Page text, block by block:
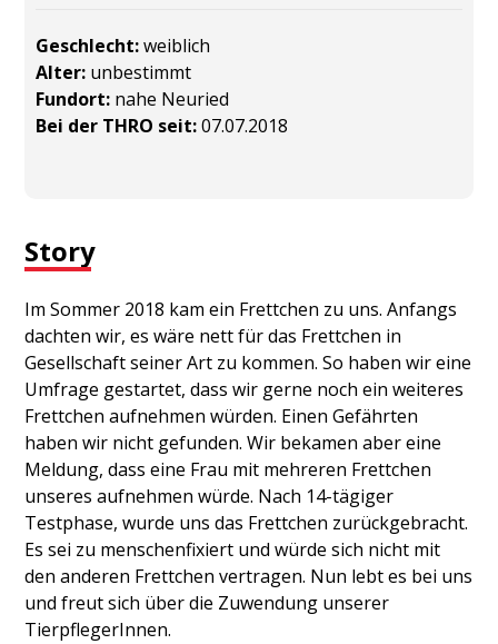
Geschlecht:weiblich
Alter: unbestimmt
Fundort: nahe Neuried
Bei der THRO seit:07.07.2018
Story
Im Sommer 2018 kam ein Frettchen zu uns. Anfangs
dachten wir, es wäre nett für das Frettchen in
Gesellschaft seiner Art zu kommen. So haben wir eine
Umfrage gestartet, dass wir gerne noch ein weiteres
Frettchen aufnehmen würden. Einen Gefährten
haben wir nicht gefunden. Wir bekamen aber eine
Meldung, dass eine Frau mit mehreren Frettchen
unseres aufnehmen würde. Nach 14-tägiger
Testphase, wurde uns das Frettchen zurückgebracht.
Es sei zu menschenfixiert und würde sich nicht mit
den anderen Frettchen vertragen. Nun lebt es bei uns
und freut sich über die Zuwendung unserer
TierpflegerInnen.